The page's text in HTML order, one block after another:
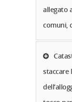
allegato
comuni,
staccare